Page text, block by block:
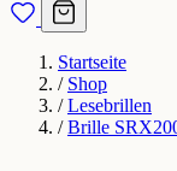
Startseite
/ Shop
/ Lesebrillen
/ Brille